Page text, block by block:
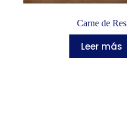
Carne de Res
Leer más